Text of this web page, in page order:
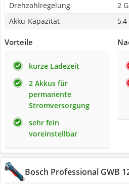
Drehzahlregelung
2
Akku-Kapazität
Vorteile
kurze Ladezeit
2 Akkus für
permanente
Stromversorgung
sehr fein
voreinstellbar
Bosch Professional GWB